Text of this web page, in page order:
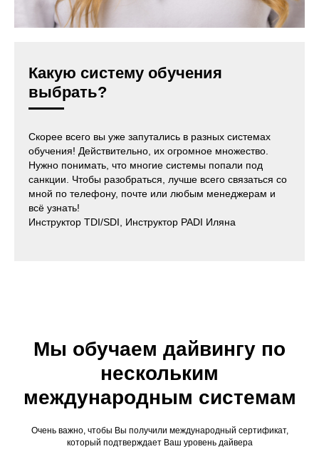
Какую систему обучения
выбрать?
Скорее всего вы уже запутались в разных системах
обучения! Действительно, их огромное множество.
Нужно понимать, что многие системы попали под
санкции. Чтобы разобраться, лучше всего связаться со
мной по телефону, почте или любым менеджерам и
всё узнать!
Инструктор TDI/SDI, Инструктор PADI Иляна
Мы обучаем дайвингу по
нескольким
международным системам
Очень важно, чтобы Вы получили международный сертификат,
который подтверждает Ваш уровень дайвера